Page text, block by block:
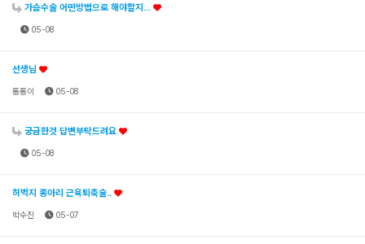
가슴수술 어떤방법으로 해야할지...
05-08
선생님
통통이 05-08
궁금한것 답변부탁드려요
05-08
허벅지 종아리 근육퇴축술..
박수진 05-07